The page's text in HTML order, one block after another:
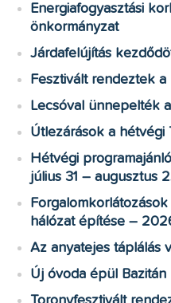
Energiafogyasztási
önkormányzat
Járdafelújítás
Fesztivált rendeztek
Lecsóval ünnepelték
Útlezárások a hétvégi
Hétvégi
július 31 – augusztus
hálózat építése –
Az anyatejes táplálás
Új óvoda épül Bazitán